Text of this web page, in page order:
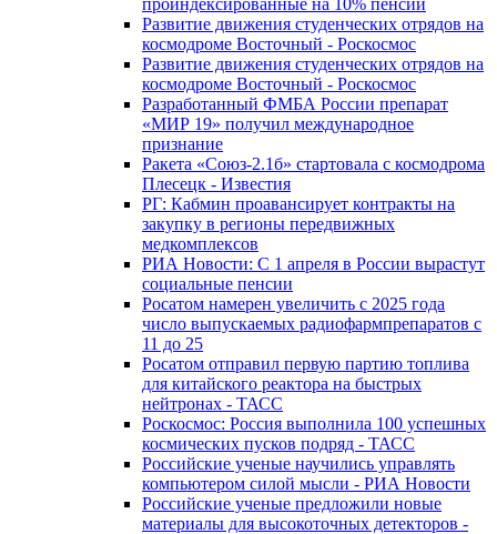
проиндексированные на 10% пенсии
Развитие движения студенческих отрядов на
космодроме Восточный - Роскосмос
Развитие движения студенческих отрядов на
космодроме Восточный - Роскосмос
Разработанный ФМБА России препарат
«МИР 19» получил международное
признание
Ракета «Союз-2.1б» стартовала с космодрома
Плесецк - Известия
РГ: Кабмин проавансирует контракты на
закупку в регионы передвижных
медкомплексов
РИА Новости: С 1 апреля в России вырастут
социальные пенсии
Росатом намерен увеличить с 2025 года
число выпускаемых радиофармпрепаратов с
11 до 25
Росатом отправил первую партию топлива
для китайского реактора на быстрых
нейтронах - ТАСС
Роскосмос: Россия выполнила 100 успешных
космических пусков подряд - ТАСС
Российские ученые научились управлять
компьютером силой мысли - РИА Новости
Российские ученые предложили новые
материалы для высокоточных детекторов -